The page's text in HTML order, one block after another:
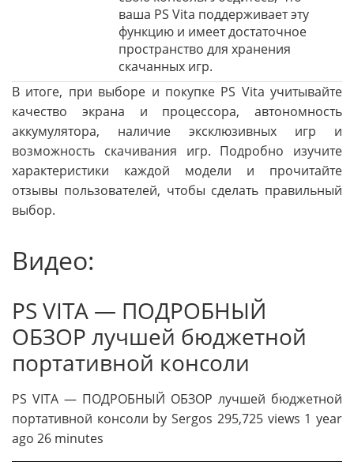
ваша PS Vita поддерживает эту
функцию и имеет достаточное
пространство для хранения
скачанных игр.
В итоге, при выборе и покупке PS Vita учитывайте
качество экрана и процессора, автономность
аккумулятора, наличие эксклюзивных игр и
возможность скачивания игр. Подробно изучите
характеристики каждой модели и прочитайте
отзывы пользователей, чтобы сделать правильный
выбор.
Видео:
PS VITA — ПОДРОБНЫЙ
ОБЗОР лучшей бюджетной
портативной консоли
PS VITA — ПОДРОБНЫЙ ОБЗОР лучшей бюджетной
портативной консоли by Sergos 295,725 views 1 year
ago 26 minutes